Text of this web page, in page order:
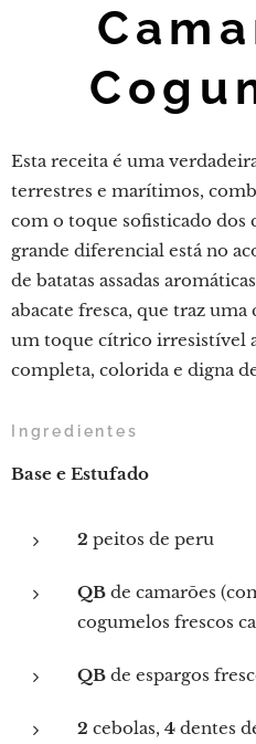
Esta receita é uma
terrestres e marítimos,
com o toque sofisticado dos
grande diferencial está no
de batatas assadas
abacate fresca, que traz
um toque cítrico irresistível
completa, colorida e digna
Ingredientes
Base e Estufado
2 peitos de peru
QB de camarões
cogumelos frescos
QB de espargos
2 cebolas, 4 dentes